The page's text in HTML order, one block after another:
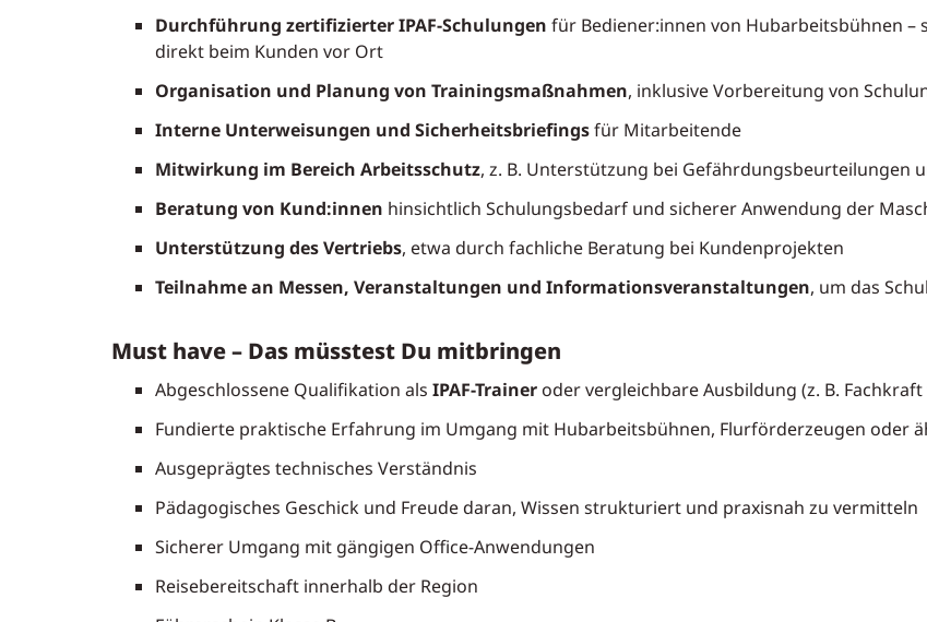
Durchführung zertifizierter IPAF-Schulungen für Bediener:innen von Hubarbeitsbühnen –
direkt beim Kunden vor Ort
Organisation und Planung von Trainingsmaßnahmen, inklusive Vorbereitung von
Interne Unterweisungen und Sicherheitsbriefingsfür Mitarbeitende
Mitwirkung im Bereich Arbeitsschutz, z. B. Unterstützung bei Gefährdungsbeurteilungen
Beratung von Kund:innen hinsichtlich Schulungsbedarf und sicherer Anwendung der
Unterstützung des Vertriebs, etwa durch fachliche Beratung bei Kundenprojekten
Teilnahme an Messen, Veranstaltungen und Informationsveranstaltungen, um das
Must have – Das müsstest Du mitbringen
Abgeschlossene Qualifikation als IPAF-Traineroder vergleichbare Ausbildung (z. B.
Fundierte praktische Erfahrung im Umgang mit Hubarbeitsbühnen, Flurförderzeugen oder
Ausgeprägtes technisches Verständnis
Pädagogisches Geschick und Freude daran, Wissen strukturiert und praxisnah zu vermitteln
Sicherer Umgang mit gängigen Office-Anwendungen
Reisebereitschaft innerhalb der Region